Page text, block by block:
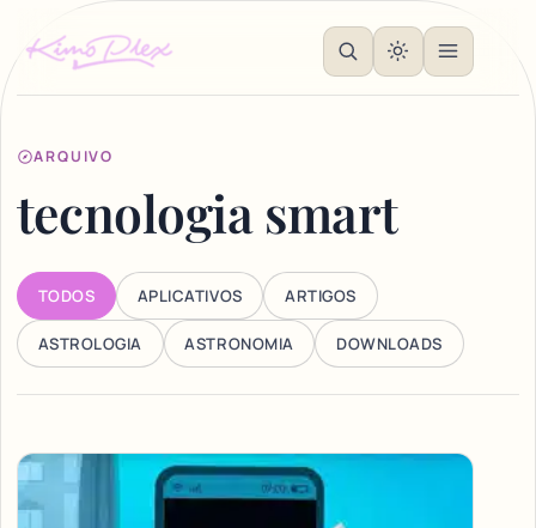
ARQUIVO
tecnologia smart
TODOS APLICATIVOS ARTIGOS
ASTROLOGIA ASTRONOMIA DOWNLOADS
Articles